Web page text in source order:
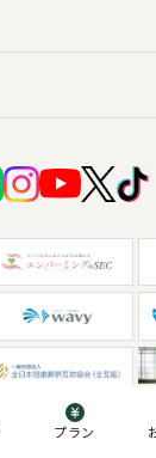
プラン